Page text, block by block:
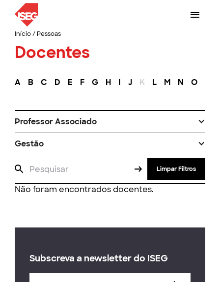
Início/ Pessoas
Docentes
A B C D E F G H I J K L M N O
Professor Associado
Gestão
Limpar Filtros
Não foram encontrados docentes.
Subscreva a newsletter do ISEG